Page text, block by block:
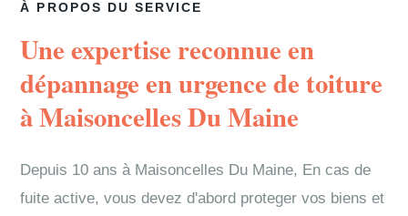
À PROPOS DU SERVICE
Une expertise reconnue en
dépannage en urgence de toiture
à Maisoncelles Du Maine
Depuis 10 ans à Maisoncelles Du Maine, En cas de
fuite active, vous devez d'abord proteger vos biens et